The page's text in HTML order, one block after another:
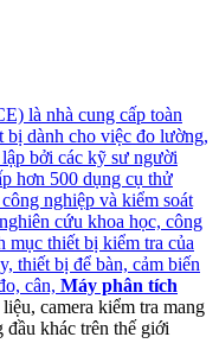
là nhà cung cấp toàn
bị dành cho việc đo lường,
bởi các kỹ sư người
hơn 500 dụng cụ thử
nghiệp và kiểm soát
cứu khoa học, công
mục thiết bị kiểm tra của
thiết bị để bàn, cảm biến
cân, Máy phân tích
camera kiểm tra mang
đầu khác trên thế giới